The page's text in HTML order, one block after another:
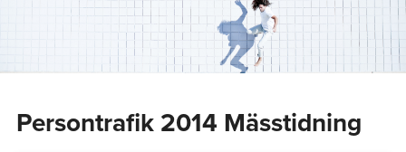
Persontrafik 2014 Mässtidning